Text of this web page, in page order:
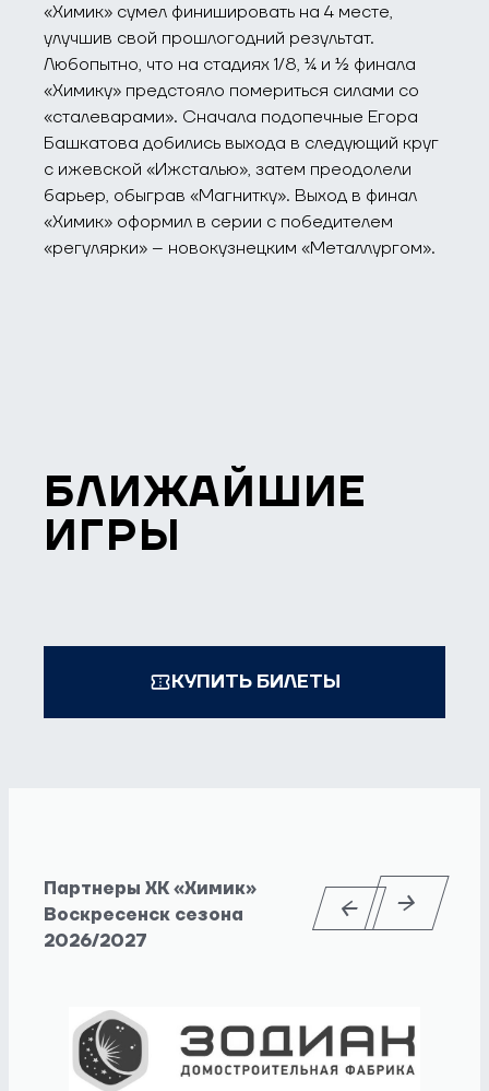
«Химик» сумел финишировать на 4 месте,
улучшив свой прошлогодний результат.
Любопытно, что на стадиях 1/8, ¼ и ½ финала
«Химику» предстояло помериться силами со
«сталеварами». Сначала подопечные Егора
Башкатова добились выхода в следующий круг
с ижевской «Ижсталью», затем преодолели
барьер, обыграв «Магнитку». Выход в финал
«Химик» оформил в серии с победителем
«регулярки» – новокузнецким «Металлургом».
БЛИЖАЙШИЕ
ИГРЫ
КУПИТЬ БИЛЕТЫ
Партнеры ХК «Химик»
Воскресенск сезона
2026/2027